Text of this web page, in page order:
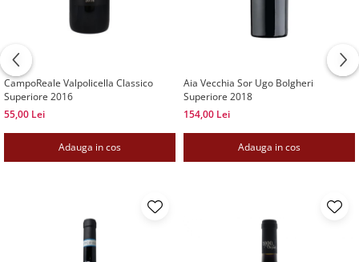
CampoReale Valpolicella Classico
Superiore 2016
55,00 Lei
Adauga in cos
Aia Vecchia Sor Ugo Bolgheri
Superiore 2018
154,00 Lei
Adauga in cos